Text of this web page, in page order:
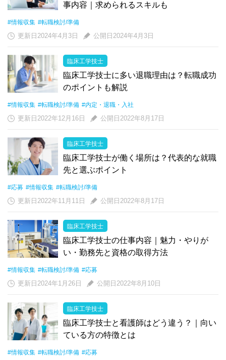
事内容｜求められるスキルも
#情報収集 #転職検討/準備
更新日2024年4月3日 公開日2024年4月3日
臨床工学技士
臨床工学技士に多い退職理由は？転職成功
のポイントも解説
#情報収集 #転職検討/準備 #内定・退職・入社
更新日2022年12月16日 公開日2022年8月17日
臨床工学技士
臨床工学技士が働く場所は？代表的な就職
先と選ぶポイント
#応募 #情報収集 #転職検討/準備
更新日2022年11月11日 公開日2022年8月17日
臨床工学技士
臨床工学技士の仕事内容｜魅力・やりが
い・勤務先と資格の取得方法
#情報収集 #転職検討/準備 #応募
更新日2024年1月26日 公開日2022年8月10日
臨床工学技士
臨床工学技士と看護師はどう違う？｜向い
ている方の特徴とは
#情報収集 #転職検討/準備 #応募